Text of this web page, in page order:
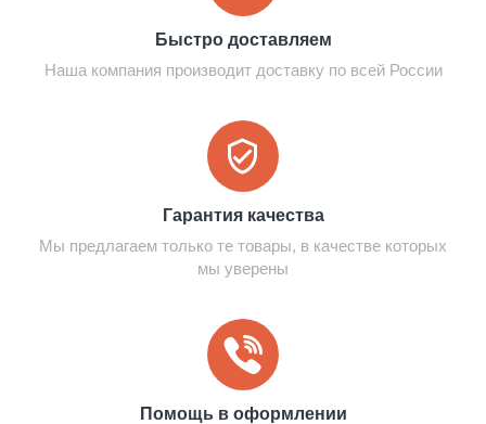
Быстро доставляем
Наша компания производит доставку по всей России
Гарантия качества
Мы предлагаем только те товары, в качестве которых
мы уверены
Помощь в оформлении